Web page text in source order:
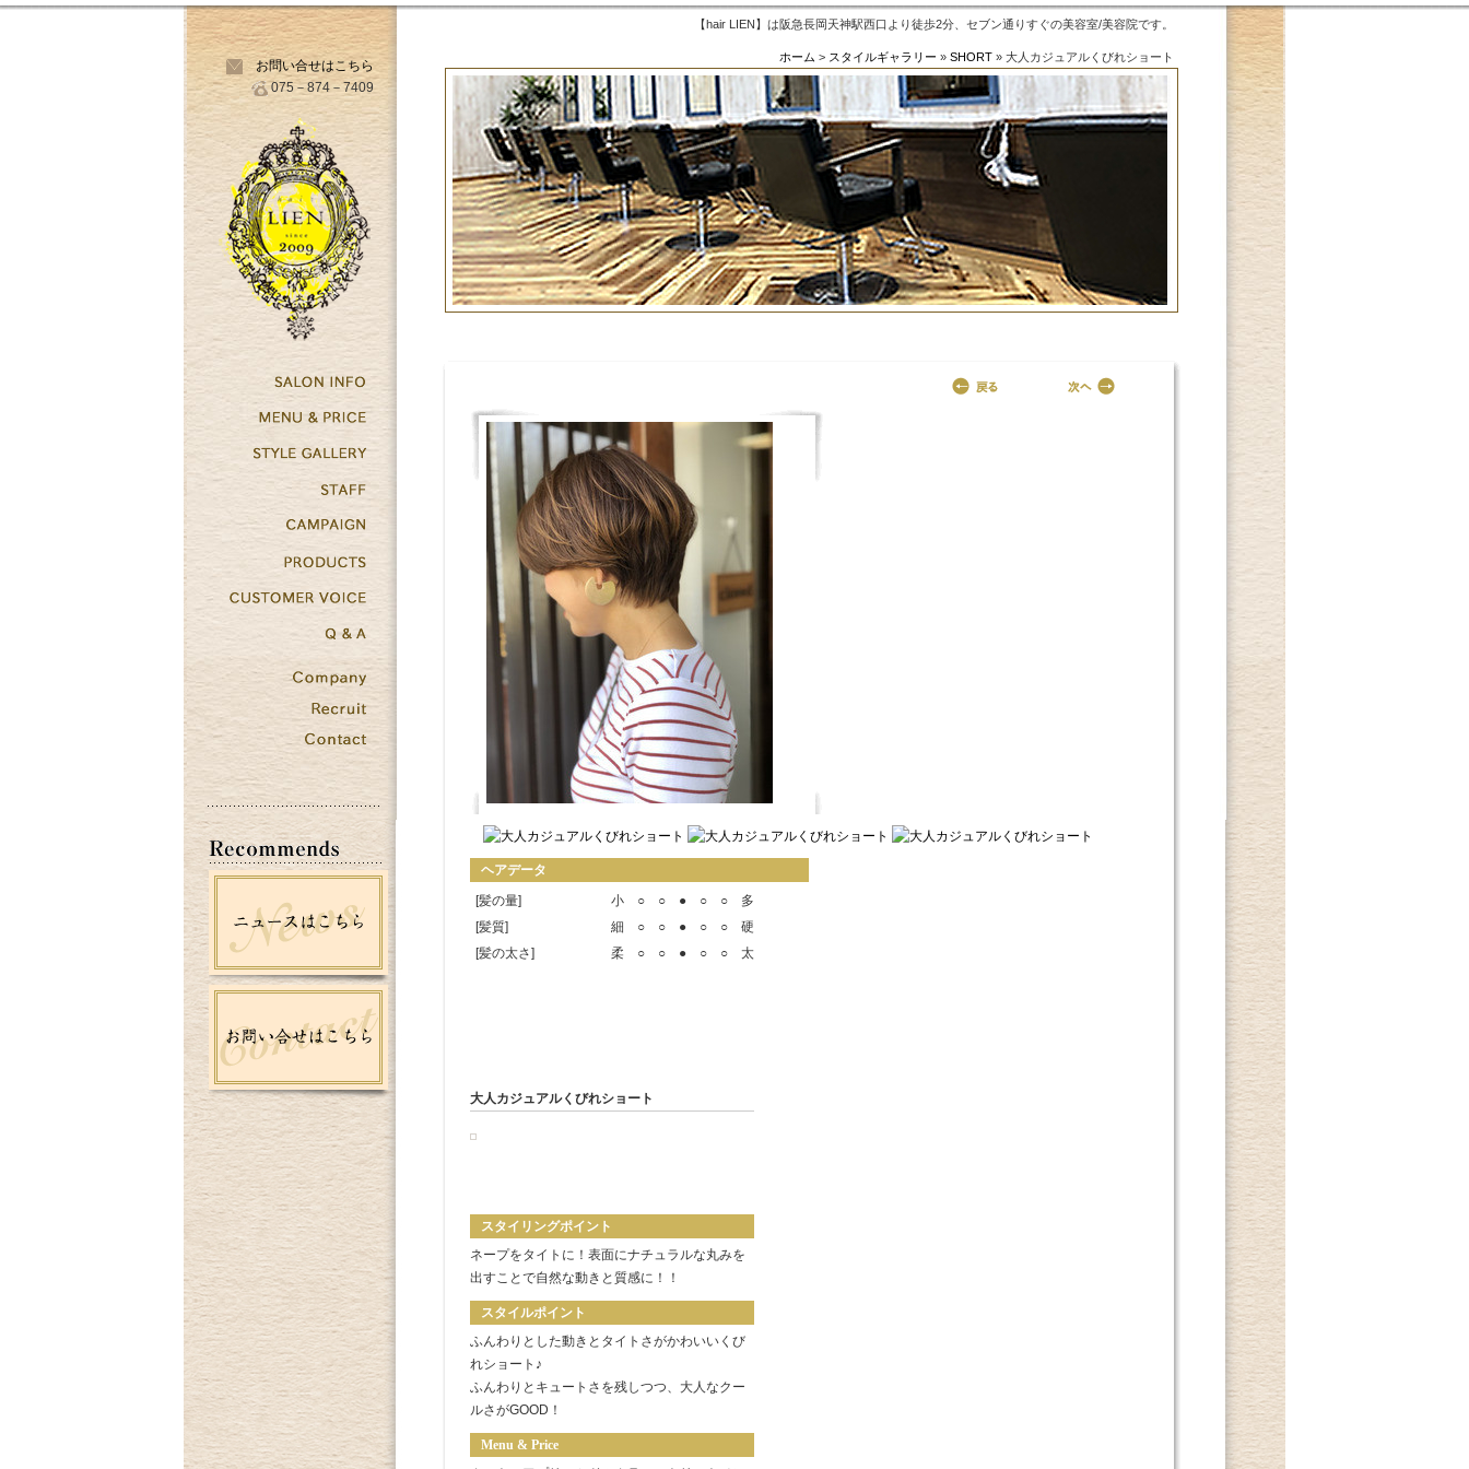
お問い合せはこちら
075－874－7409
【hair LIEN】は阪急長岡天神駅西口より徒歩2分、セブン通りすぐの美容室/美容院です。
ホーム > スタイルギャラリー » SHORT» 大人カジュアルくびれショート
ヘアデータ
[髪の量]
小 ○ ○ ● ○ ○ 多
[髪質]
細 ○ ○ ● ○ ○ 硬
[髪の太さ]
柔 ○ ○ ● ○ ○ 太
大人カジュアルくびれショート
スタイリングポイント
ネープをタイトに！表面にナチュラルな丸みを
出すことで自然な動きと質感に！！
スタイルポイント
ふんわりとした動きとタイトさがかわいいくび
れショート♪
ふんわりとキュートさを残しつつ、大人なクー
ルさがGOOD！
Menu & Price